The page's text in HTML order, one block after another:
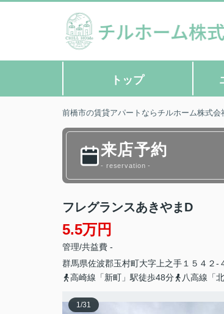
トップ
前橋市の賃貸アパートならチルホーム株式会
来店予約
- reservation -
フレグランスあきやまD
5.5万円
管理/共益費 -
群馬県佐波郡玉村町大字上之手 １５４２-
高崎線「新町」駅徒歩48分
八高線「
1/31